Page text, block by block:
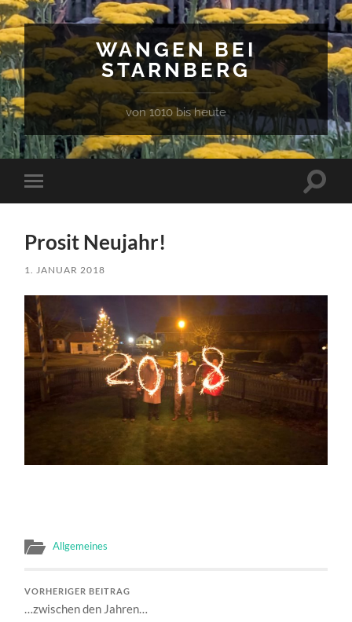
WANGEN BEI
STARNBERG
von 1010 bis heute
Mobile-
Menü
Prosit Neujahr!
1. JANUAR 2018
Allgemeines
VORHERIGER BEITRAG
…zwischen den Jahren…